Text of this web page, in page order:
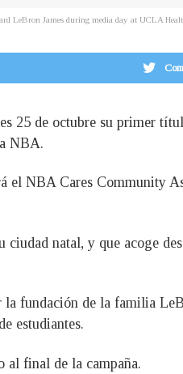
LeBron James during media day at UCLA
25 de octubre su primer
NBA.
el NBA Cares Community
natal, y que acoge
la fundación de la familia
estudiantes.
al final de la campaña.